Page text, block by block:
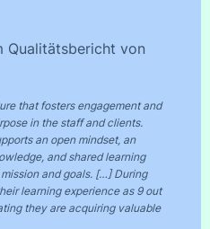
Qualitätsbericht von
that fosters engagement and
in the staff and clients.
an open mindset, an
and shared learning
and goals. […] During
learning experience as 9 out
they are acquiring valuable